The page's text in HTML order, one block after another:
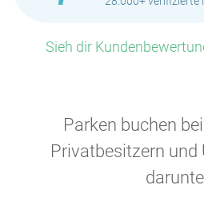
Sieh dir
Parken buchen
Privatbesitzern und